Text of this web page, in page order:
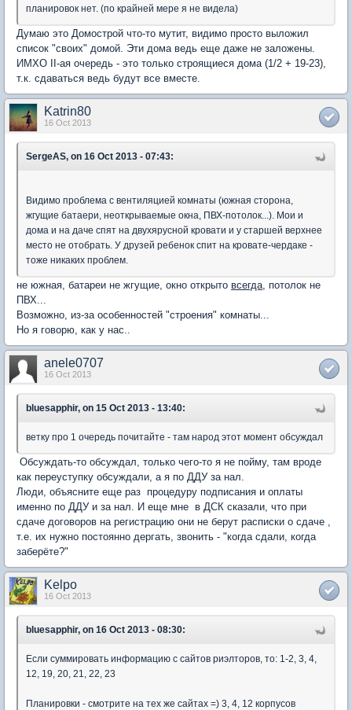
планировок нет. (по крайней мере я не видела)
Думаю это Домострой что-то мутит, видимо просто выложил
список "своих" домой. Эти дома ведь еще даже не заложены.
ИМХО II-ая очередь - это только строящиеся дома (1/2 + 19-23),
т.к. сдаваться ведь будут все вместе.
Katrin80
16 Oct 2013
SergeAS, on 16 Oct 2013 - 07:43:
Видимо проблема с вентиляцией комнаты (южная сторона,
жгущие батаери, неоткрываемые окна, ПВХ-потолок...). Мои и
дома и на даче спят на двухярусной кровати и у старшей верхнее
место не отобрать. У друзей ребенок спит на кровате-чердаке -
тоже никаких проблем.
не южная, батареи не жгущие, окно открыто всегда , потолок не
ПВХ...
Возможно, из-за особенностей "строения" комнаты...
Но я говорю, как у нас..
anele0707
16 Oct 2013
bluesapphir, on 15 Oct 2013 - 13:40:
ветку про 1 очередь почитайте - там народ этот момент обсуждал
Обсуждать-то обсуждал, только чего-то я не пойму, там вроде
как переуступку обсуждали, а я по ДДУ за нал.
Люди, объясните еще раз процедуру подписания и оплаты
именно по ДДУ и за нал. И еще мне в ДСК сказали, что при
сдаче договоров на регистрацию они не берут расписки о сдаче ,
т.е. их нужно постоянно дергать, звонить - "когда сдали, когда
заберёте?"
Kelpo
16 Oct 2013
bluesapphir, on 16 Oct 2013 - 08:30:
Если суммировать информацию с сайтов риэлторов, то: 1-2, 3, 4,
12, 19, 20, 21, 22, 23
Планировки - смотрите на тех же сайтах =) 3, 4, 12 корпусов